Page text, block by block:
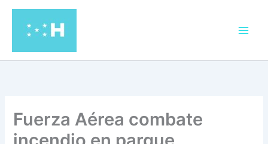
contenido
Fuerza Aérea combate